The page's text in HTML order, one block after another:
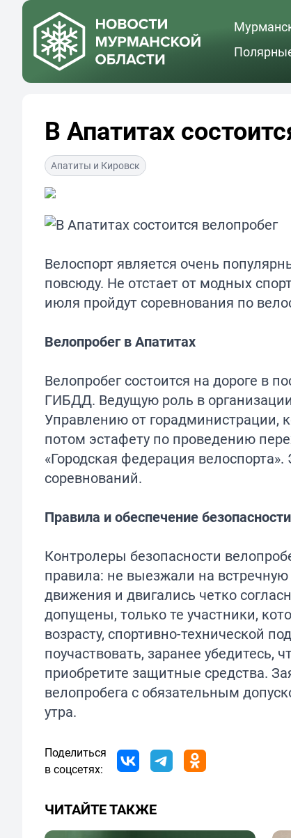
В Апатитах
Апатиты и Кировск
Велоспорт является очень
повсюду. Не отстает от модных
июля пройдут соревнования по
Велопробег в Апатитах
Велопробег состоится на дороге в
ГИБДД. Ведущую роль в
Управлению от горадминистрации,
потом эстафету по проведению
«Городская федерация
соревнований.
Правила и обеспечение
Контролеры безопасности
правила: не выезжали на встречную
движения и двигались четко
допущены, только те участники,
возрасту, спортивно-технической
поучаствовать, заранее убедитесь,
приобретите защитные средства.
велопробега с обязательным
утра.
Поделиться
в соцсетях:
ЧИТАЙТЕ ТАКЖЕ